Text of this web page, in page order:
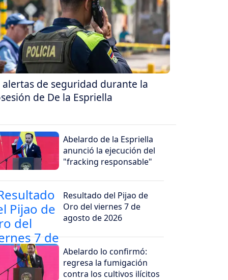
alertas de seguridad durante la
de De la Espriella
Abelardo de la Espriella
anunció la ejecución del
"fracking responsable"
Resultado del Pijao de
Oro del viernes 7 de
agosto de 2026
Abelardo lo confirmó:
regresa la fumigación
contra los cultivos ilícitos